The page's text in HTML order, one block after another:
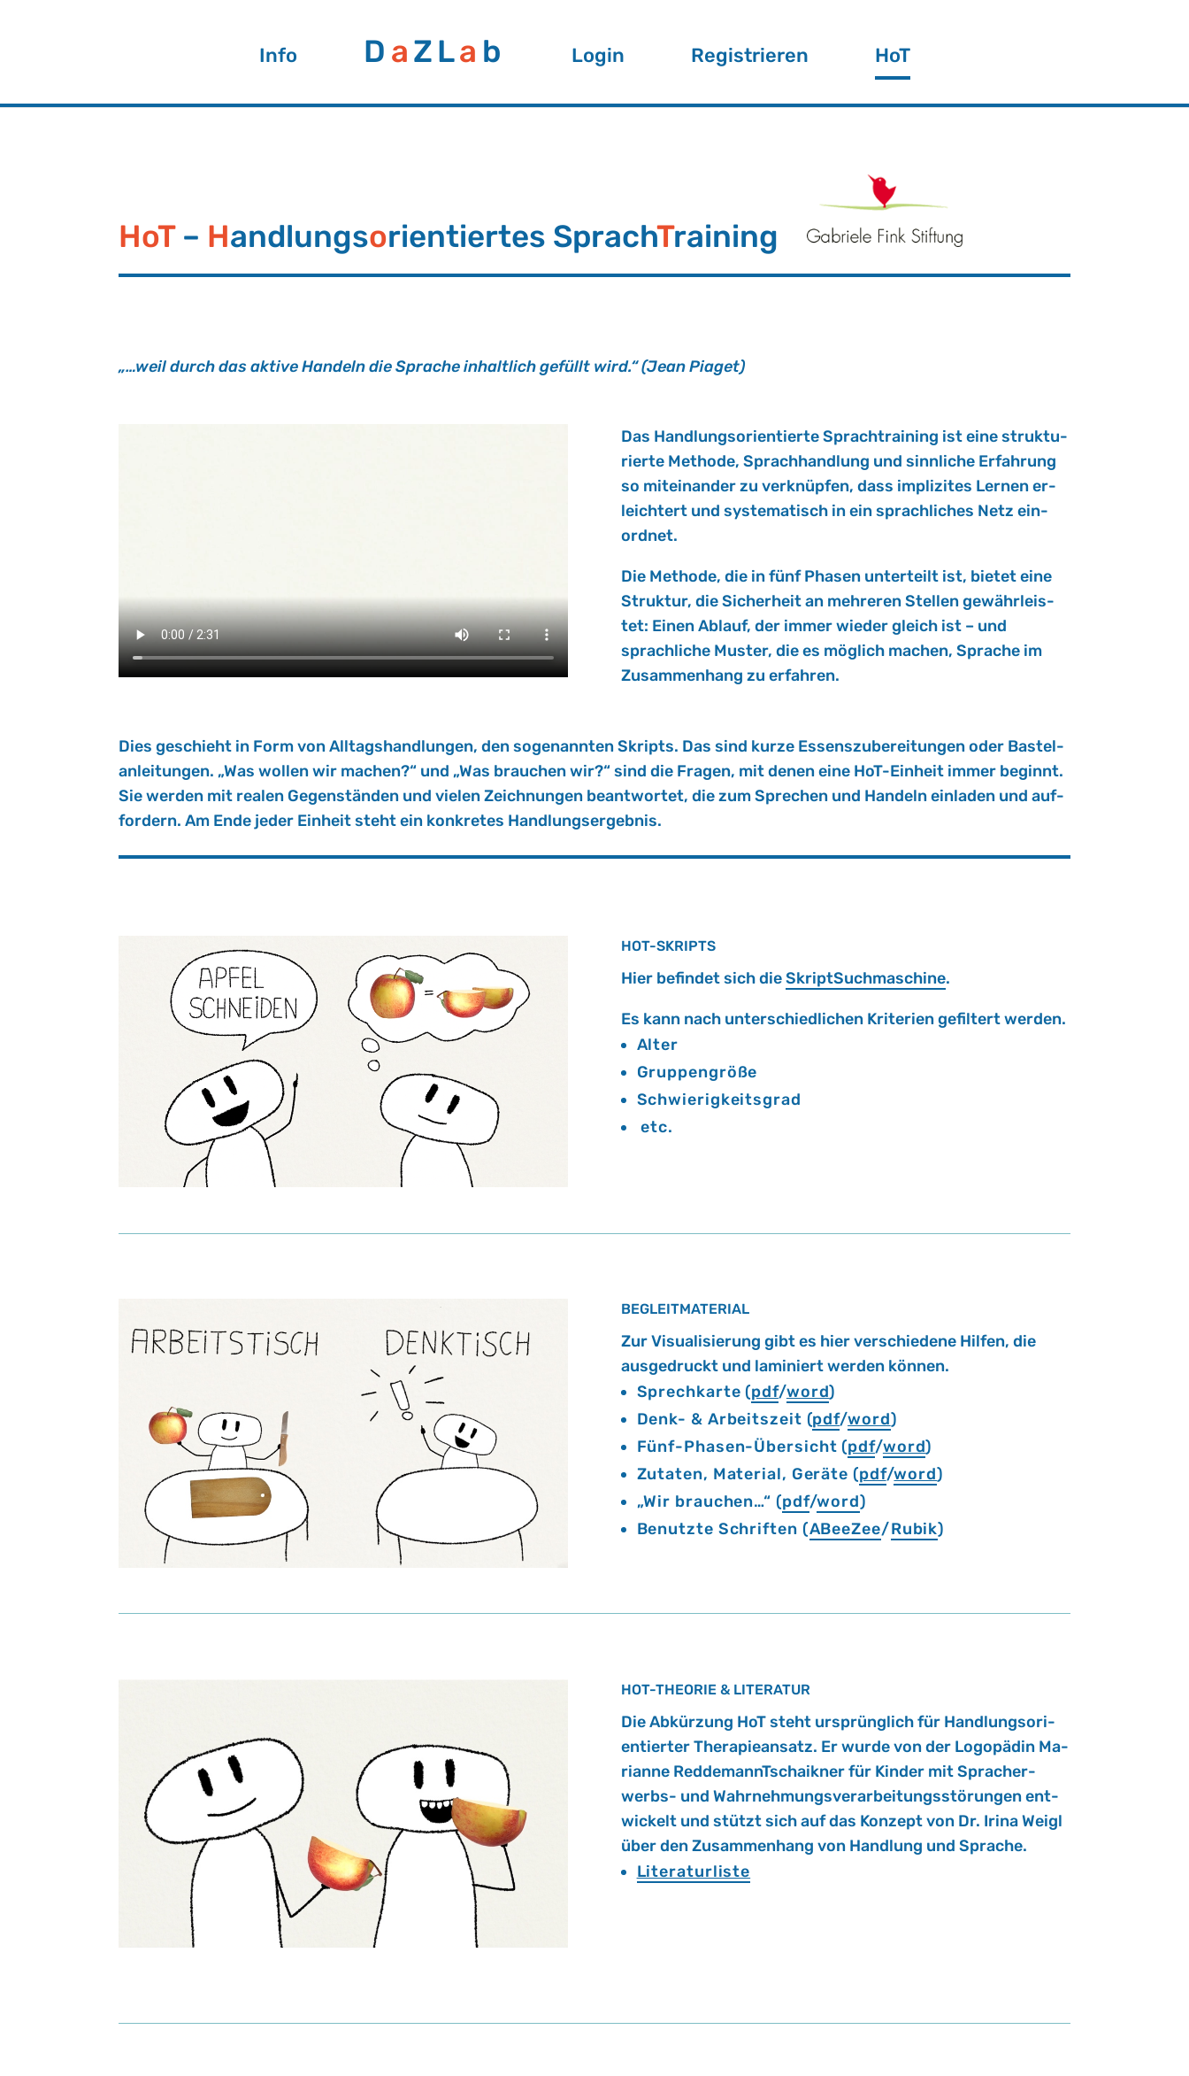
Info D aZLa b Login Registrieren HoT
HoT– Handlungsori­en­tier­tes SprachTrai­ning
„…weil durch das ak­ti­ve Han­deln die Spra­che in­halt­lich ge­füllt wird.“ (Jean Pia­get)
Das Hand­lungs­ori­en­tier­te Sprach­trai­ning ist eine struk­tu­
rier­te Me­tho­de, Sprach­hand­lung und sinn­li­che Er­fah­rung
so mit­ein­an­der zu ver­knüp­fen, dass im­pli­zi­tes Ler­nen er­
leich­tert und sys­te­ma­tisch in ein sprach­li­ches Netz ein­
ord­net.
Die Me­tho­de, die in fünf Pha­sen un­ter­teilt ist, bie­tet eine
Struk­tur, die Si­cher­heit an meh­re­ren Stel­len ge­währ­leis­
tet: Einen Ab­lauf, der immer wie­der gleich ist – und
sprach­li­che Mus­ter, die es mög­lich ma­chen, Spra­che im
Zu­sam­men­hang zu er­fah­ren.
Dies ge­schieht in Form von All­tags­hand­lun­gen, den so­ge­nann­ten Skripts. Das sind kurze Es­sens­zu­be­rei­tun­gen oder Bas­tel­
an­lei­tun­gen. „Was wol­len wir ma­chen?“ und „Was brau­chen wir?“ sind die Fra­gen, mit denen eine HoT-Ein­heit immer be­ginnt.
Sie wer­den mit rea­len Ge­gen­stän­den und vie­len Zeich­nun­gen be­ant­wor­tet, die zum Spre­chen und Han­deln ein­la­den und auf­
for­dern. Am Ende jeder Ein­heit steht ein kon­kre­tes Hand­lungs­er­geb­nis.
HOT-SKRIPTS
Hier be­fin­det sich dieSkript­Such­ma­schi­ne.
Es kann nach un­ter­schied­li­chen Kri­te­ri­en ge­fil­tert wer­den.
Alter
Gruppengröße
Schwierigkeitsgrad
etc.
BEGLEITMATERIAL
Zur Vi­sua­li­sie­rung gibt es hier ver­schie­de­ne Hil­fen, die
aus­ge­druckt und la­mi­niert wer­den kön­nen.
Sprechkarte (pdf/word)
Denk- & Arbeitszeit (pdf/word)
Fünf-Phasen-Übersicht (pdf/word)
Zutaten, Material, Geräte (pdf/word)
„Wir brauchen…“ (pdf/word)
Benutzte Schriften (ABeeZee/Rubik)
HOT-THEORIE & LITERATUR
Die Ab­kür­zung HoT steht ur­sprüng­lich für Hand­lungs­ori­
en­tier­ter The­ra­pie­an­satz. Er wurde von der Lo­go­pä­din Ma­
ri­an­ne Red­de­mannT­schaik­ner für Kin­der mit Sprach­er­
werbs- und Wahr­neh­mungs­ver­ar­bei­tungs­stö­run­g­en ent­
wi­ckelt und stützt sich auf das Kon­zept von Dr. Irina Weigl
über den Zu­sam­men­hang von Hand­lung und Spra­che.
Literaturliste